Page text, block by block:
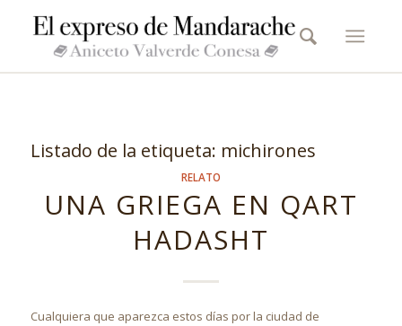
Listado de la etiqueta: michirones
RELATO
UNA GRIEGA EN QART
HADASHT
Cualquiera que aparezca estos días por la ciudad de